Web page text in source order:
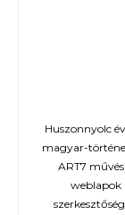
Huszonnyolc
magyar-
ART7
weblapok